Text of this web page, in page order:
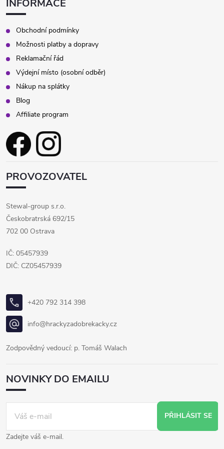
INFORMACE
Obchodní podmínky
Možnosti platby a dopravy
Reklamační řád
Výdejní místo (osobní odběr)
Nákup na splátky
Blog
Affiliate program
PROVOZOVATEL
Stewal-group s.r.o.
Českobratrská 692/15
702 00 Ostrava
IČ: 05457939
DIČ: CZ05457939
+420 792 314 398
info@hrackyzadobrekacky.cz
Zodpovědný vedoucí: p. Tomáš Walach
NOVINKY DO EMAILU
PŘIHLÁSIT SE
Zadejte váš e-mail.